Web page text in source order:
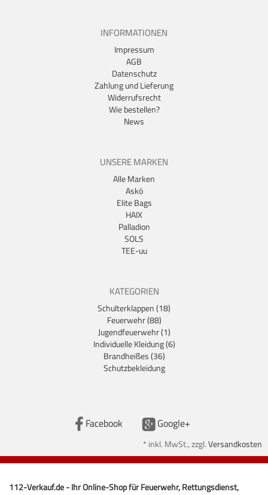
INFORMATIONEN
Impressum
AGB
Datenschutz
Zahlung und Lieferung
Widerrufsrecht
Wie bestellen?
News
UNSERE MARKEN
Alle Marken
Askö
Elite Bags
HAIX
Palladion
SOLS
TEE-uu
KATEGORIEN
Schulterklappen (18)
Feuerwehr (88)
Jugendfeuerwehr (1)
Individuelle Kleidung (6)
Brandheißes (36)
Schutzbekleidung
Facebook Google+
* inkl. MwSt., zzgl.Versandkosten
112-Verkauf.de - Ihr Online-Shop für Feuerwehr, Rettungsdienst,